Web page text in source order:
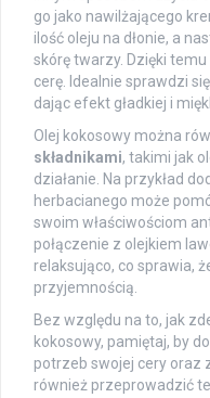
go jako nawilżającego
ilość oleju na dłonie, a
skórę twarzy. Dzięki
cerę. Idealnie sprawdzi
dając efekt gładkiej i
Olej kokosowy można
składnikami, takimi jak
działanie. Na przykład
herbacianego może
swoim właściwościom
połączenie z olejkiem
relaksująco, co sprawia,
przyjemnością.
Bez względu na to, jak
kokosowy, pamiętaj, by
potrzeb swojej cery oraz
również przeprowadzić